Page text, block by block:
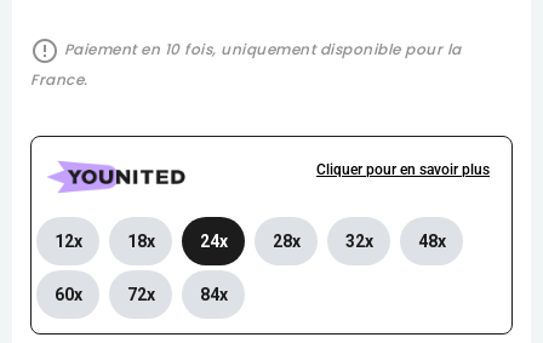
error_outline Paiement en 10 fois, uniquement disponible pour la
France.
12x 18x 24x 28x 32x 48x
60x 72x 84x
Cliquer pour en savoir plus